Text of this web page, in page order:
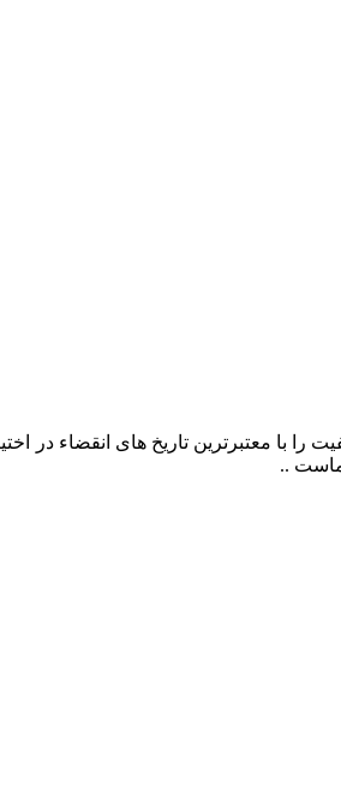
با معتبرترین تاریخ های انقضاء در
..